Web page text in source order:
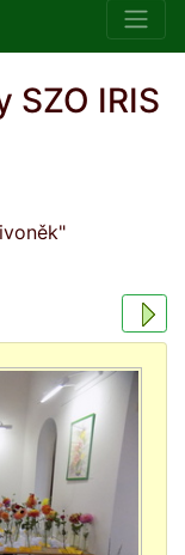
SZO IRIS